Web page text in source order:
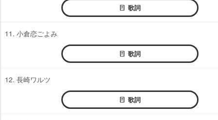
歌詞
11. 小倉恋ごよみ
歌詞
12. 長崎ワルツ
歌詞